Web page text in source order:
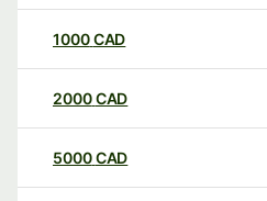
1000CAD
2000CAD
5000CAD